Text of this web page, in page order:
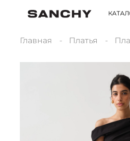
Главная Платья